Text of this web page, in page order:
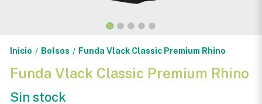
Inicio / Bolsos / Funda Vlack Classic Premium Rhino
Funda Vlack Classic Premium Rhino
Sin stock